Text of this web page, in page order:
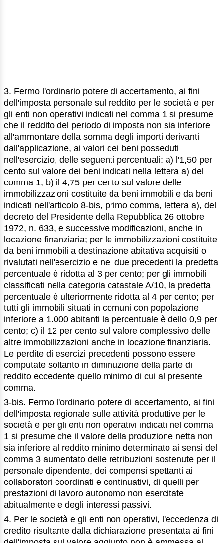
3. Fermo l'ordinario potere di accertamento, ai fini
dell'imposta personale sul reddito per le società e per
gli enti non operativi indicati nel comma 1 si presume
che il reddito del periodo di imposta non sia inferiore
all'ammontare della somma degli importi derivanti
dall'applicazione, ai valori dei beni posseduti
nell'esercizio, delle seguenti percentuali: a) l'1,50 per
cento sul valore dei beni indicati nella lettera a) del
comma 1; b) il 4,75 per cento sul valore delle
immobilizzazioni costituite da beni immobili e da beni
indicati nell'articolo 8-bis, primo comma, lettera a), del
decreto del Presidente della Repubblica 26 ottobre
1972, n. 633, e successive modificazioni, anche in
locazione finanziaria; per le immobilizzazioni costituite
da beni immobili a destinazione abitativa acquisiti o
rivalutati nell'esercizio e nei due precedenti la predetta
percentuale è ridotta al 3 per cento; per gli immobili
classificati nella categoria catastale A/10, la predetta
percentuale è ulteriormente ridotta al 4 per cento; per
tutti gli immobili situati in comuni con popolazione
inferiore a 1.000 abitanti la percentuale è dello 0,9 per
cento; c) il 12 per cento sul valore complessivo delle
altre immobilizzazioni anche in locazione finanziaria.
Le perdite di esercizi precedenti possono essere
computate soltanto in diminuzione della parte di
reddito eccedente quello minimo di cui al presente
comma.
3-bis. Fermo l'ordinario potere di accertamento, ai fini
dell'imposta regionale sulle attività produttive per le
società e per gli enti non operativi indicati nel comma
1 si presume che il valore della produzione netta non
sia inferiore al reddito minimo determinato ai sensi del
comma 3 aumentato delle retribuzioni sostenute per il
personale dipendente, dei compensi spettanti ai
collaboratori coordinati e continuativi, di quelli per
prestazioni di lavoro autonomo non esercitate
abitualmente e degli interessi passivi.
4. Per le società e gli enti non operativi, l'eccedenza di
credito risultante dalla dichiarazione presentata ai fini